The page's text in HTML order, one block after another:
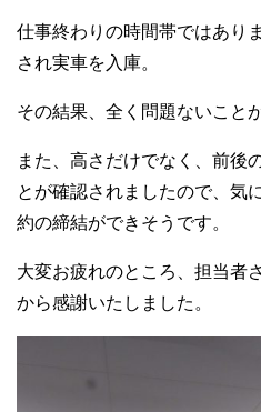
仕事終わりの時間帯ではあり
され実車を入庫。
その結果、全く問題ないこと
また、高さだけでなく、前後
とが確認されましたので、気
約の締結ができそうです。
大変お疲れのところ、担当者
から感謝いたしました。